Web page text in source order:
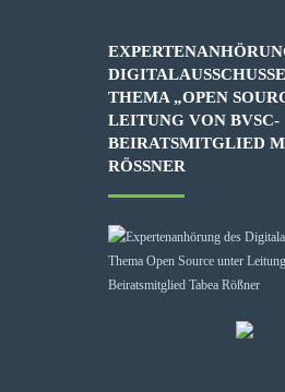
THEMA „OPEN
LEITUNG VON BVSC-
BEIRATSMITGLIED
RÖSSNER